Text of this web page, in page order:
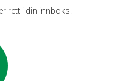
rett i din innboks.